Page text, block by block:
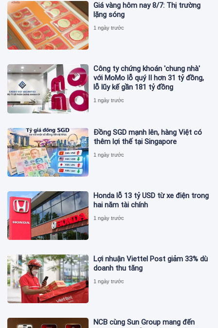
Giá vàng hôm nay 8/7: Thị trường
lặng sóng
1 ngày trước
Công ty chứng khoán 'chung nhà'
với MoMo lỗ quý II hơn 31 tỷ đồng,
lỗ lũy kế gần 181 tỷ đồng
1 ngày trước
Đồng SGD mạnh lên, hàng Việt có
thêm lợi thế tại Singapore
1 ngày trước
Honda lỗ 13 tỷ USD từ xe điện trong
hai năm tài chính
1 ngày trước
Lợi nhuận Viettel Post giảm 33% dù
doanh thu tăng
1 ngày trước
NCB cùng Sun Group mang đến